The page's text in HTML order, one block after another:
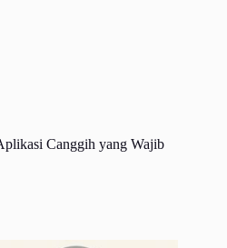
Canggih yang Wajib